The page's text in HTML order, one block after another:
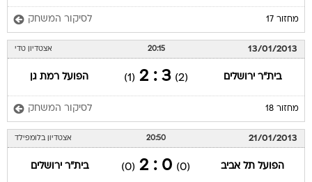
מחזור 17 לסיקור המשחק
13/01/2013
20:15 אצטדיון טדי
בית"ר ירושלים (2)
3 : 2
(1) הפועל רמת גן
מחזור 18 לסיקור המשחק
21/01/2013
20:50 אצטדיון בלומפילד
הפועל תל אביב (0)
0 : 2
(0) בית"ר ירושלים